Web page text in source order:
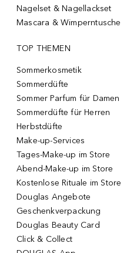
Nagelset & Nagellackset
Mascara & Wimperntusche
TOP THEMEN
Sommerkosmetik
Sommerdüfte
Sommer Parfum für Damen
Sommerdüfte für Herren
Herbstdüfte
Make-up-Services
Tages-Make-up im Store
Abend-Make-up im Store
Kostenlose Rituale im Store
Douglas Angebote
Geschenkverpackung
Douglas Beauty Card
Click & Collect